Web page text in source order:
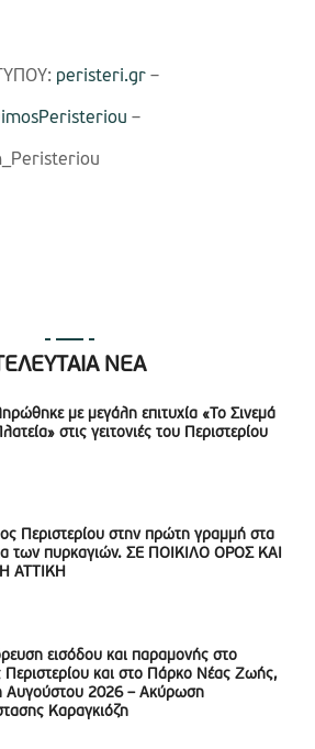
peristeri.gr –
–
ΝΕΑ
με μεγάλη επιτυχία «Το Σινεμά
στις γειτονιές του Περιστερίου
Περιστερίου στην πρώτη γραμμή στα
των πυρκαγιών. ΣΕ ΠΟΙΚΙΛΟ ΟΡΟΣ ΚΑΙ
ΑΤΤΙΚΗ
εισόδου και παραμονής στο
και στο Πάρκο Νέας Ζωής,
Αυγούστου 2026 – Ακύρωση
Καραγκιόζη